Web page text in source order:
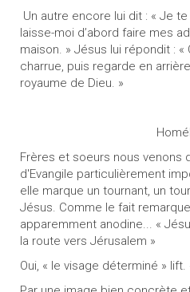
Un autre encore lui dit : « Je
laisse-moi d’abord faire mes
maison. » Jésus lui répondit :
charrue, puis regarde en
royaume de Dieu. »
Frères et soeurs nous venons
d'Evangile particulièrement
elle marque un tournant, un
Jésus. Comme le fait
apparemment anodine... «
la route vers Jérusalem »
Oui, « le visage déterminé »